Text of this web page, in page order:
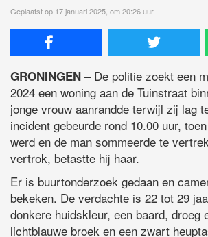
Geplaatst op 17 januari 2025, om 20:26 uur
GRONINGEN – De politie zoekt een
2024 een woning aan de Tuinstraat
jonge vrouw aanrandde terwijl zij lag
incident gebeurde rond 10.00 uur,
werd en de man sommeerde te
vertrok, betastte hij haar.
Er is buurtonderzoek gedaan en
bekeken. De verdachte is 22 tot 29
donkere huidskleur, een baard, droeg
lichtblauwe broek en een zwart